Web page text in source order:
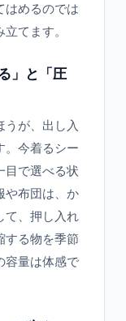
はめるのでは
てます。
」と「圧
うが、出し入
。今着るシー
目で選べる状
や布団は、か
て、押し入れ
する物を季節
容量は体感で